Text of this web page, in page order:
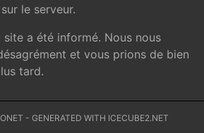
le serveur.
a été informé. Nous nous
et vous prions de bien
tard.
- GENERATED WITH ICECUBE2.NET